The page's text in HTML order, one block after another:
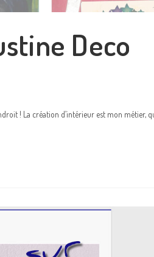
Deco
! La création d’intérieur est mon métier,